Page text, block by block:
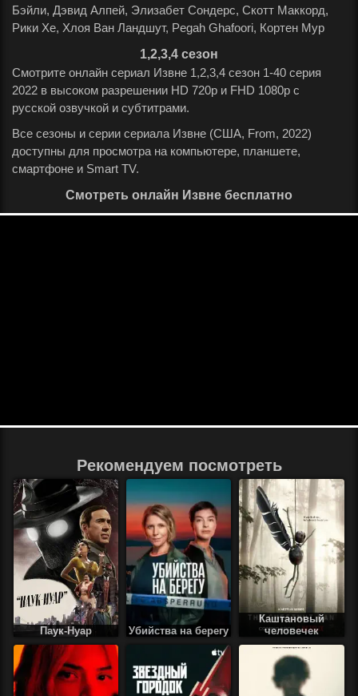
Бэйли, Дэвид Алпей, Элизабет Сондерс, Скотт Маккорд,
Рики Хе, Хлоя Ван Ландшут, Pegah Ghafoori, Кортен Мур
1,2,3,4 сезон
Смотрите онлайн сериал Извне 1,2,3,4 сезон 1-40 серия
2022 в высоком разрешении HD 720p и FHD 1080p с
русской озвучкой и субтитрами.
Все сезоны и серии сериала Извне (США, From, 2022)
доступны для просмотра на компьютере, планшете,
смартфоне и Smart TV.
Смотреть онлайн Извне бесплатно
Рекомендуем посмотреть
Паук-Нуар Убийства на берегу
Каштановый
человечек